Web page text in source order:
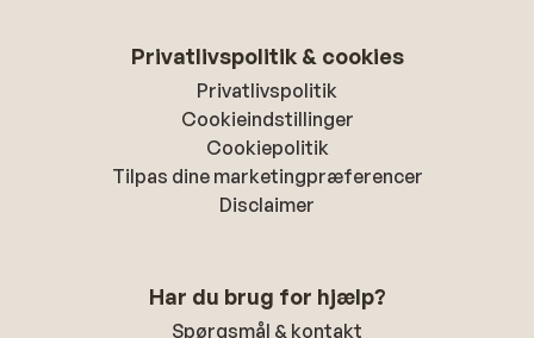
Privatlivspolitik & cookies
Privatlivspolitik
Cookieindstillinger
Cookiepolitik
Tilpas dine marketingpræferencer
Disclaimer
Har du brug for hjælp?
Spørgsmål & kontakt